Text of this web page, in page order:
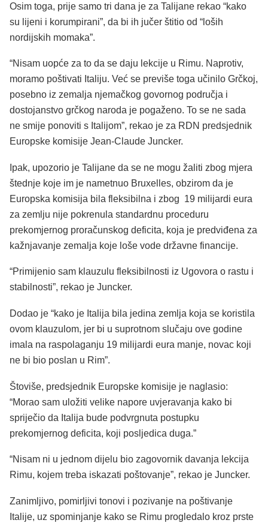
Osim toga, prije samo tri dana je za Talijane rekao “kako
su lijeni i korumpirani”, da bi ih jučer štitio od “loših
nordijskih momaka”.
“Nisam uopće za to da se daju lekcije u Rimu. Naprotiv,
moramo poštivati ​​Italiju. Već se previše toga učinilo Grčkoj,
posebno iz zemalja njemačkog govornog područja i
dostojanstvo grčkog naroda je pogaženo. To se ne sada
ne smije ponoviti s Italijom”, rekao je za RDN predsjednik
Europske komisije Jean-Claude Juncker.
Ipak, upozorio je Talijane da se ne mogu žaliti zbog mjera
štednje koje im je nametnuo Bruxelles, obzirom da je
Europska komisija bila fleksibilna i zbog 19 milijardi eura
za zemlju nije pokrenula standardnu proceduru
prekomjernog proračunskog deficita, koja je predviđena za
kažnjavanje zemalja koje loše vode državne financije.
“Primijenio sam klauzulu fleksibilnosti iz Ugovora o rastu i
stabilnosti”, rekao je Juncker.
Dodao je “kako je Italija bila jedina zemlja koja se koristila
ovom klauzulom, jer bi u suprotnom slučaju ove godine
imala na raspolaganju 19 milijardi eura manje, novac koji
ne bi bio poslan u Rim”.
Štoviše, predsjednik Europske komisije je naglasio:
“Morao sam uložiti velike napore uvjeravanja kako bi
spriječio da Italija bude podvrgnuta postupku
prekomjernog deficita, koji posljedica duga.”
“Nisam ni u jednom dijelu bio zagovornik davanja lekcija
Rimu, kojem treba iskazati poštovanje”, rekao je Juncker.
Zanimljivo, pomirljivi tonovi i pozivanje na poštivanje
Italije, uz spominjanje kako se Rimu progledalo kroz prste